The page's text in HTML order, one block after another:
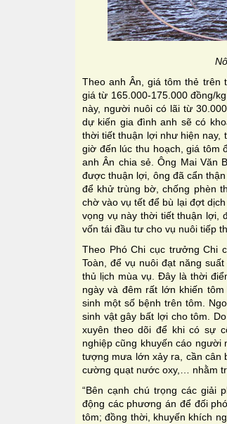
Theo anh Ân, giá tôm thẻ trên
giá từ 165.000-175.000 đồng/
này, người nuôi có lãi từ
dự kiến gia đình anh sẽ có
thời tiết thuận lợi như hiện nay,
giờ đến lúc thu hoạch, giá tôm
anh Ân chia sẻ. Ông Mai Văn
được thuận lợi, ông đã cẩn
để khử trùng bờ, chống phèn
chờ vào vụ tết để bù lại đợt
vọng vụ này thời tiết thuận lợi,
vốn tái đầu tư cho vụ nuôi tiếp
Theo Phó Chi cục trưởng Chi
Toàn, để vụ nuôi đạt năng
thủ lịch mùa vụ. Đây là thời
ngày và đêm rất lớn khiến
sinh một số bệnh trên tôm.
sinh vật gây bất lợi cho tôm.
xuyên theo dõi để khi có sự
nghiệp cũng khuyến cáo người
tượng mưa lớn xảy ra, cần cân
cường quạt nước oxy,… nhằm
“Bên cạnh chú trọng các giải
động các phương án để đối
tôm; đồng thời, khuyến khích